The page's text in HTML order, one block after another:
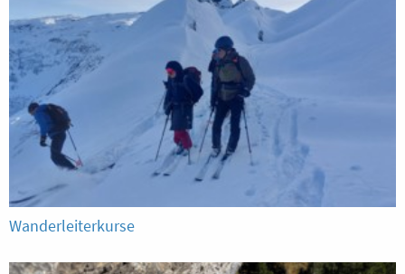
Wanderleiterkurse